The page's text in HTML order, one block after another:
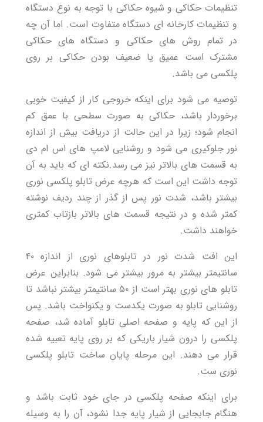
تنظیمات حکاکی و شیوه حکاکی با توجه به نوع دستگاه
و تنظیمات کارخانه ای دستگاه متفاوت است. اما آن چه
در تمام روش های حکاکی و دستگاه های حکاکی
مشترک است عمیق یا ضعیف بودن حکاکی بر روی
پلکسی می باشد.
توصیه می شود برای اینکه خروجی کار از کیفیت خوبی
برخوردار باشد، حکاکی به صورت سطحی با عمق کم
انجام شود؛ زیرا در این حالت از دریافت بیش از اندازه
نور جلوکیری می شود و روشنایی لامپ های اس ام دی
به قسمت های بالاتر نیز می رسد.نکته ای که باید به آن
توجه داشت این است که هرچه عرض تابلو پلکسی نوری
بیشتر باشد، شدت نور پس از گذر از چند ردیف نوشته
کمتر شده و در نتیجه قسمت های بالاتر بازتاب کمتری
خواهند داشت.
این افت شدت نور در تابلوهای نوری از اندازه ۴۰
سانتیمتر بیشتر به مرور بیشتر می شود. بنابراین عرض
تابلو های نوری بهتر است از ۵۰ سانتیمتر بیشتر نباشد تا
روشنایی تابلو به صورت یکدست و یکنواخت باشد. پس
از این که پایه و صفحه اصلی تابلو آماده شد، صفحه
پلکسی را درون شیار باریکی که بر روی پایه تعبیه شده
قرار می دهند. این مرحله پایان ساخت تابلو پلکسی
نوری ست.
برای اینکه صفحه پلکسی در جای خود ثابت باشد و
هنگام جابجایی از شیار پایه جدا نشود، آن را به وسیله